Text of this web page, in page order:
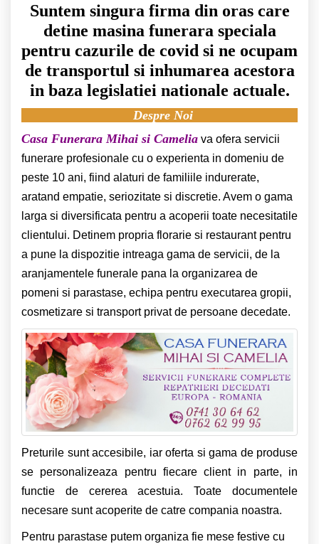
Suntem singura firma din oras care
detine masina funerara speciala
pentru cazurile de covid si ne ocupam
de transportul si inhumarea acestora
in baza legislatiei nationale actuale.
Despre Noi
Casa Funerara Mihai si Camelia va ofera servicii
funerare profesionale cu o experienta in domeniu de
peste 10 ani, fiind alaturi de familiile indurerate,
aratand empatie, seriozitate si discretie. Avem o gama
larga si diversificata pentru a acoperii toate necesitatile
clientului. Detinem propria florarie si restaurant pentru
a pune la dispozitie intreaga gama de servicii, de la
aranjamentele funerale pana la organizarea de
pomeni si parastase, echipa pentru executarea gropii,
cosmetizare si transport privat de persoane decedate.
Preturile sunt accesibile, iar oferta si gama de produse
se personalizeaza pentru fiecare client in parte, in
functie de cererea acestuia. Toate documentele
necesare sunt acoperite de catre compania noastra.
Pentru parastase putem organiza fie mese festive cu